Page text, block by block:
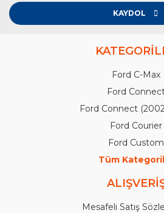
KAYDOL
Ford C-Max
Ford
Ford Connect
Ford Courier
Ford Custom
Tüm
Mesafeli Satış